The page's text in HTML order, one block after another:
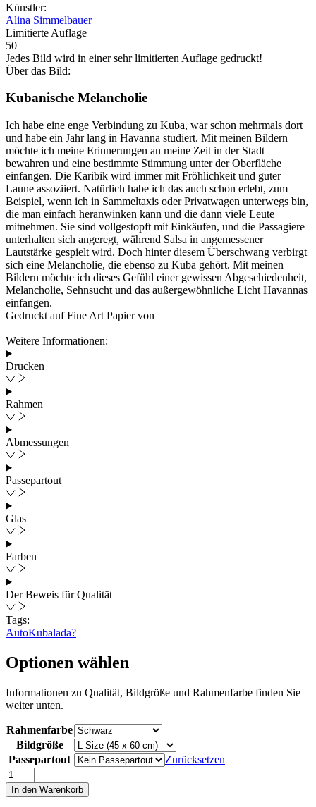
Künstler:
Alina Simmelbauer
Limitierte Auflage
50
Jedes Bild wird in einer sehr limitierten Auflage gedruckt!
Über das Bild:
Kubanische Melancholie
Ich habe eine enge Verbindung zu Kuba, war schon mehrmals dort
und habe ein Jahr lang in Havanna studiert. Mit meinen Bildern
möchte ich meine Erinnerungen an meine Zeit in der Stadt
bewahren und eine bestimmte Stimmung unter der Oberfläche
einfangen. Die Karibik wird immer mit Fröhlichkeit und guter
Laune assoziiert. Natürlich habe ich das auch schon erlebt, zum
Beispiel, wenn ich in Sammeltaxis oder Privatwagen unterwegs bin,
die man einfach heranwinken kann und die dann viele Leute
mitnehmen. Sie sind vollgestopft mit Einkäufen, und die Passagiere
unterhalten sich angeregt, während Salsa in angemessener
Lautstärke gespielt wird. Doch hinter diesem Überschwang verbirgt
sich eine Melancholie, die ebenso zu Kuba gehört. Mit meinen
Bildern möchte ich dieses Gefühl einer gewissen Abgeschiedenheit,
Melancholie, Sehnsucht und das außergewöhnliche Licht Havannas
einfangen.
Gedruckt auf Fine Art Papier von
Weitere Informationen:
Drucken
Rahmen
Abmessungen
Passepartout
Glas
Farben
Der Beweis für Qualität
Tags:
AutoKubalada?
Optionen wählen
Informationen zu Qualität, Bildgröße und Rahmenfarbe finden Sie
weiter unten.
Rahmenfarbe
Bildgröße
Passepartout
Zurücksetzen
Havanna
5
Menge
In den Warenkorb